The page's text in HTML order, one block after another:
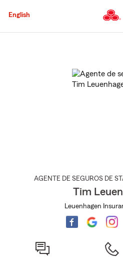
al
English
AGENTE DE SEGUROS DE
Tim
Leuenhagen